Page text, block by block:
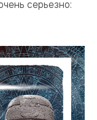
серьезно: